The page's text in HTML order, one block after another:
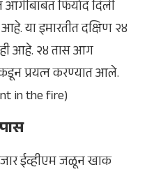
फिर्याद दिली
या इमारतीत दक्षिण २४
आहे. २४ तास आग
प्रयत्न करण्यात आले.
in the fire)
ईव्हीएम जळून खाक